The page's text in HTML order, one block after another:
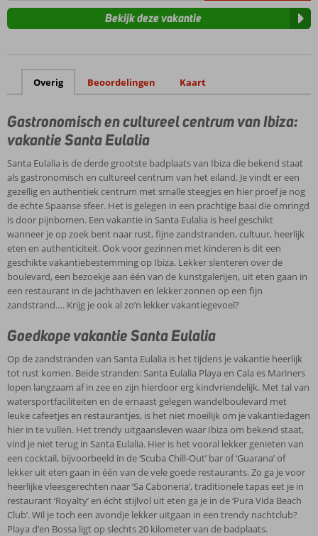
Bekijk deze vakantie
Overig Beoordelingen Kaart
Gastronomisch en cultureel centrum van Ibiza:
vakantie Santa Eulalia
Santa Eulalia is de derde grootste badplaats van Ibiza die bekend staat
als gastronomisch en cultureel centrum van het eiland. Je vindt er een
gezellig en authentiek centrum met smalle steegjes en hier proef je nog
de echte Spaanse sfeer. Het is gelegen in een prachtige baai die omringd
is door pijnbomen. Een vakantie in Santa Eulalia is heel geschikt
wanneer je op zoek bent naar rust, fijne zandstranden, cultuur, heerlijk
eten en authenticiteit. Ook voor gezinnen met kinderen is dit een
geschikte vakantiebestemming op Ibiza. Lekker slenteren over de
boulevard, een bezoekje aan één van de kunstgalerijen, uit eten gaan in
een restaurant in de jachthaven en lekker zonnen op een fijn
zandstrand…. Krijg je ook al zo’n lekker vakantiegevoel?
Goedkope vakantie Santa Eulalia
Op de zandstranden van Santa Eulalia is het tijdens je vakantie heerlijk
tot rust komen. Beide stranden: Santa Eulalia Playa en Cala es Mariners
lopen langzaam af in zee en zijn hierdoor erg kindvriendelijk. Met tal van
watersportfaciliteiten en de ernaast gelegen wandelboulevard met
leuke cafeetjes en restaurantjes, is het niet moeilijk om je vakantiedagen
hier in te vullen. Het trendy uitgaansleven waar Ibiza om bekend staat,
vind je niet terug in Santa Eulalia. Hier is het vooral lekker genieten van
een cocktail, bijvoorbeeld in de ‘Scuba Chill-Out’ bar of ‘Guarana’ of
lekker uit eten gaan in één van de vele goede restaurants. Zo ga je voor
heerlijke vleesgerechten naar ‘Sa Caboneria’, traditionele tapas eet je in
restaurant ‘Royalty’ en écht stijlvol uit eten ga je in de ‘Pura Vida Beach
Club’. Wil je toch een avondje lekker uitgaan in een trendy nachtclub?
Playa d’en Bossa ligt op slechts 20 kilometer van de badplaats.